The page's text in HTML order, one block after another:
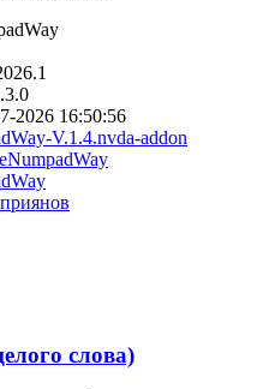
2026 16:50:56
V.1.4.nvda-addon
слова)